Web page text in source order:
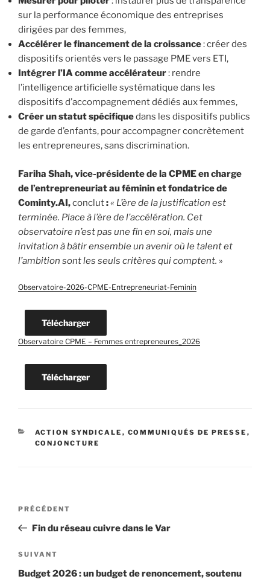
sur la performance économique des entreprises
dirigées par des femmes,
Accélérer le financement de la croissance: créer des
dispositifs orientés vers le passage PME vers ETI,
Intégrer l’IA comme accélérateur: rendre
l’intelligence artificielle systématique dans les
dispositifs d’accompagnement dédiés aux femmes,
Créer unstatut spécifiquedans les dispositifs publics
de garde d’enfants, pour accompagner concrètement
les entrepreneures, sans discrimination.
Fariha Shah, vice-présidente de la CPME en charge
de l’entrepreneuriat au féminin et fondatrice de
Cominty.AI,conclut:« L’ère de la justification est
terminée. Place à l’ère de l’accélération. Cet
observatoire n’est pas une fin en soi, mais une
invitation à bâtir ensemble un avenir où le talent et
l’ambition sont les seuls critères qui comptent. »
Observatoire-2026-CPME-Entrepreneuriat-Feminin
Télécharger
Observatoire CPME – Femmes entrepreneures_2026
Télécharger
CATÉGORIES
ACTION SYNDICALE , COMMUNIQUÉS DE PRESSE ,
CONJONCTURE
Navigation
l’article
Article
précédent
PRÉCÉDENT
Fin du réseau cuivre dans le Var
Article
suivant
SUIVANT
Budget 2026 : un budget de renoncement, soutenu